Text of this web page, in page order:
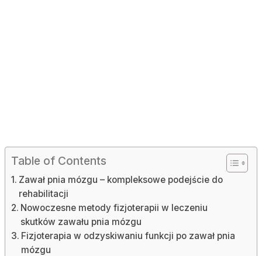
Table of Contents
Zawał pnia mózgu – kompleksowe podejście do
rehabilitacji
Nowoczesne metody fizjoterapii w leczeniu
skutków zawału pnia mózgu
Fizjoterapia w odzyskiwaniu funkcji po zawał pnia
mózgu